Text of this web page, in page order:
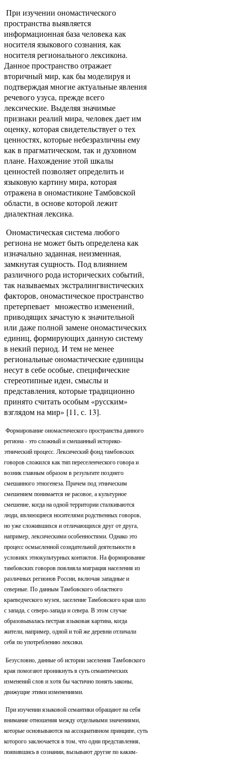
При изучении ономастического
пространства выявляется
информационная база человека как
носителя языкового сознания, как
носителя регионального лексикона.
Данное пространство отражает
вторичный мир, как бы моделируя и
подтверждая многие актуальные явления
речевого узуса, прежде всего
лексические. Выделяя значимые
признаки реалий мира, человек дает им
оценку, которая свидетельствует о тех
ценностях, которые небезразличны ему
как в прагматическом, так и духовном
плане. Нахождение этой шкалы
ценностей позволяет определить и
языковую картину мира, которая
отражена в ономастиконе Тамбовской
области, в основе которой лежит
диалектная лексика.
Ономастическая система любого
региона не может быть определена как
изначально заданная, неизменная,
замкнутая сущность. Под влиянием
различного рода исторических событий,
так называемых экстралингвистических
факторов, ономастическое пространство
претерпевает множество изменений,
приводящих зачастую к значительной
или даже полной замене ономастических
единиц, формирующих данную систему
в некий период. И тем не менее
региональные ономастические единицы
несут в себе особые, специфические
стереотипные идеи, смыслы и
представления, которые традиционно
принято считать особым «русским»
взглядом на мир» [11, с. 13].
Формирование ономастического пространства данного
региона - это сложный и смешанный историко-
этнический процесс. Лексический фонд тамбовских
говоров сложился как тип переселенческого говора и
возник главным образом в результате позднего
смешанного этногенеза. Причем под этническим
смешением понимается не расовое, а культурное
смешение, когда на одной территории сталкиваются
люди, являющиеся носителями родственных говоров,
но уже сложившихся и отличающихся друг от друга,
например, лексическими особенностями. Однако это
процесс осмысленной созидательной деятельности в
условиях этнокультурных контактов. На формирование
тамбовских говоров повлияла миграция населения из
различных регионов России, включая западные и
северные. По данным Тамбовского областного
краеведческого музея, заселение Тамбовского края шло
с запада, с северо-запада и севера. В этом случае
образовывалась пестрая языковая картина, когда
жители, например, одной и той же деревни отличали
себя по употреблению лексики.
Безусловно, данные об истории заселения Тамбовского
края помогают проникнуть в суть семантических
изменений слов и хотя бы частично понять законы,
движущие этими изменениями.
При изучении языковой семантики обращают на себя
внимание отношения между отдельными значениями,
которые основываются на ассоциативном принципе, суть
которого заключается в том, что одни представления,
появившись в сознании, вызывают другие по каким-